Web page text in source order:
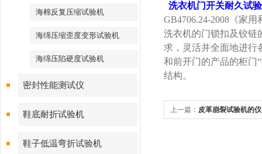
海棉反复压缩试验机
海绵压缩歪度变形试验机
海绵压陷硬度试验机
密封性能测试仪
鞋底耐折试验机
鞋子低温弯折试验机
洗衣机门开关耐久试
GB4706.24-2008 《家
洗衣机的门锁扣及铰链
求，灵活并全面地进行
和前开门的产品的柜门
结构。
上一篇： 皮革崩裂试验机的